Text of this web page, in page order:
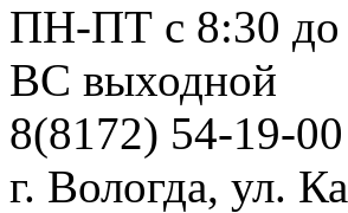
ПН-ПТ c 8:30 до
ВС выходной
8(8172) 54-19-00
г. Вологда, ул.